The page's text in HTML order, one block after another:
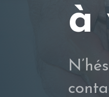
à